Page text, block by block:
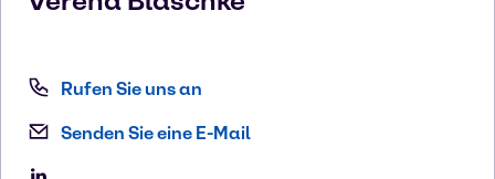
Rufen Sie uns an
Senden Sie eine E-Mail